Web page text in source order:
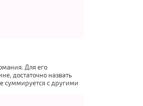
Для его
достаточно назвать
суммируется с другими